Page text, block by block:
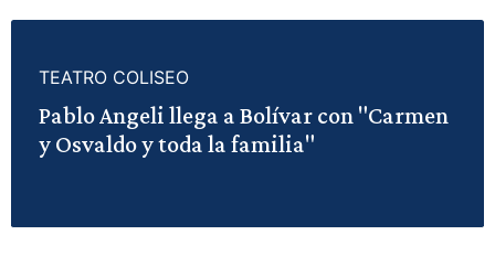
TEATRO COLISEO
Pablo Angeli llega a Bolívar con "Carmen
y Osvaldo y toda la familia"